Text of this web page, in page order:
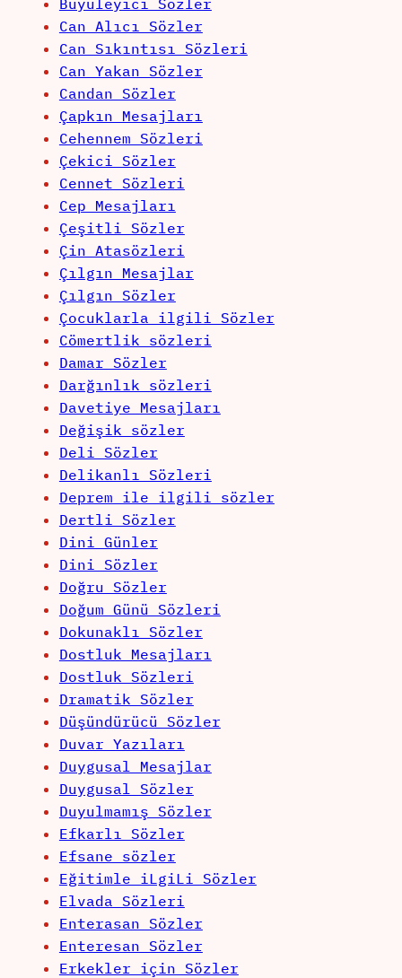
Can Alıcı Sözler
Can Sıkıntısı Sözleri
Can Yakan Sözler
Candan Sözler
Çapkın Mesajları
Cehennem Sözleri
Çekici Sözler
Cennet Sözleri
Cep Mesajları
Çeşitli Sözler
Çin Atasözleri
Çılgın Mesajlar
Çılgın Sözler
Çocuklarla ilgili Sözler
Cömertlik sözleri
Damar Sözler
Darğınlık sözleri
Davetiye Mesajları
Değişik sözler
Deli Sözler
Delikanlı Sözleri
Deprem ile ilgili sözler
Dertli Sözler
Dini Günler
Dini Sözler
Doğru Sözler
Doğum Günü Sözleri
Dokunaklı Sözler
Dostluk Mesajları
Dostluk Sözleri
Dramatik Sözler
Düşündürücü Sözler
Duvar Yazıları
Duygusal Mesajlar
Duygusal Sözler
Duyulmamış Sözler
Efkarlı Sözler
Efsane sözler
Eğitimle iLgiLi Sözler
Elvada Sözleri
Enterasan Sözler
Enteresan Sözler
Erkekler için Sözler